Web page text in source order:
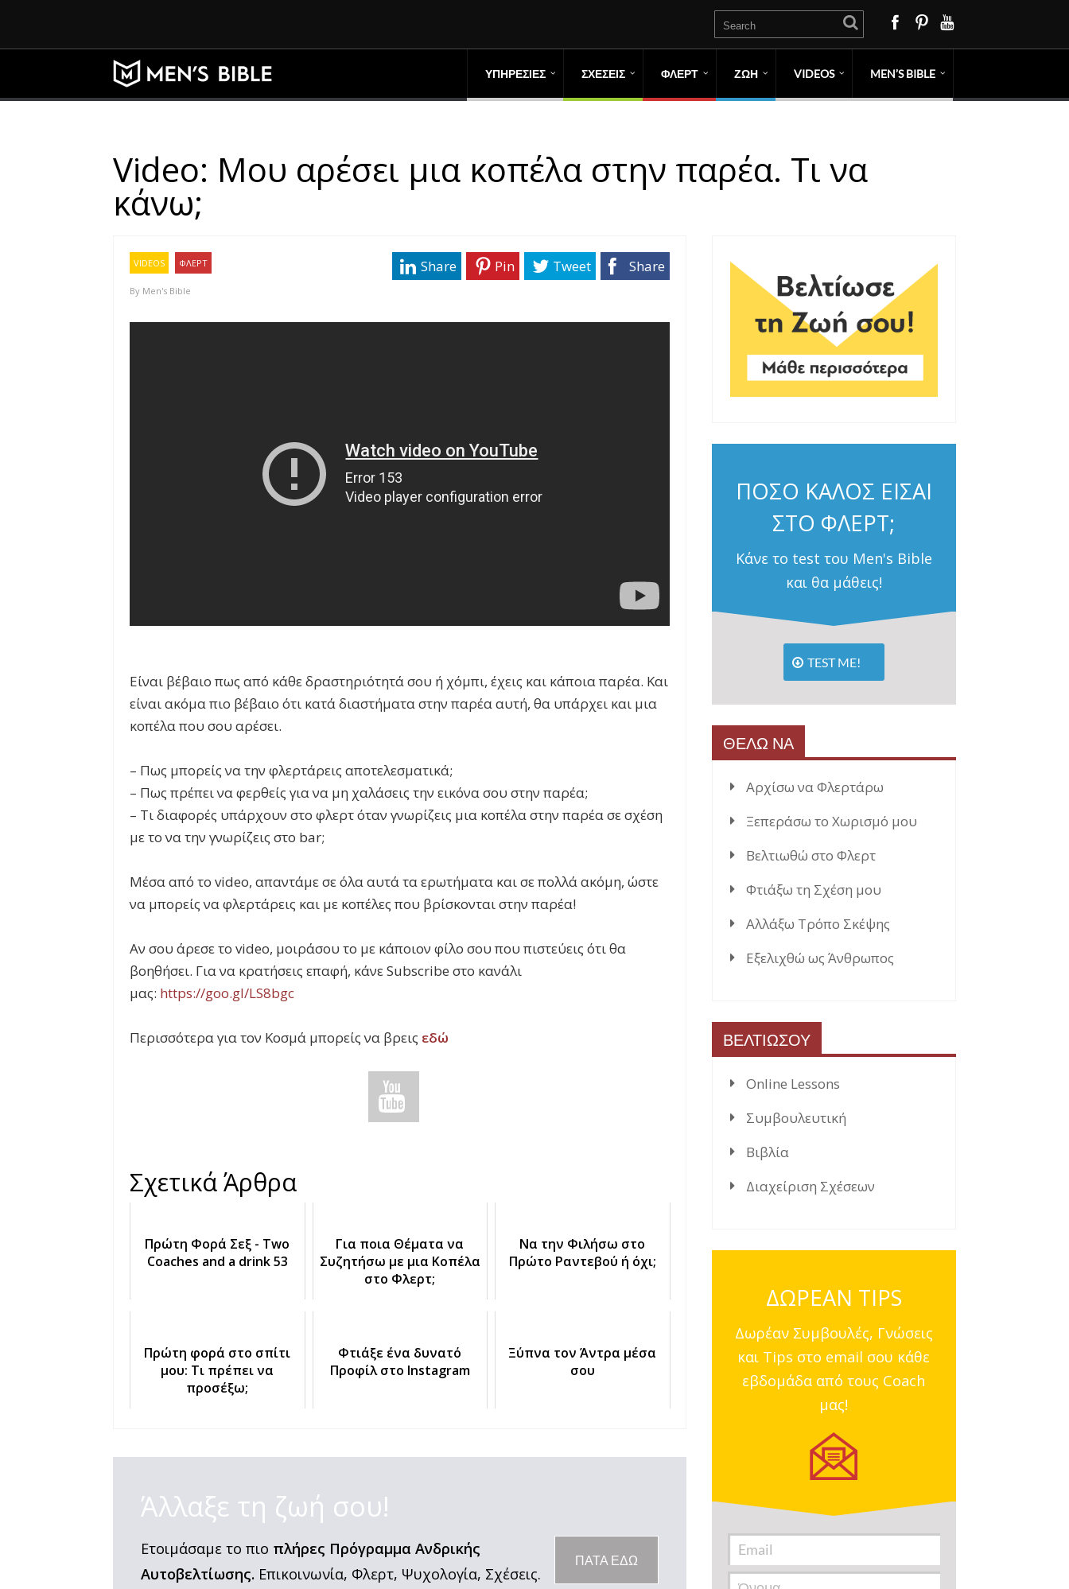
ΥΠΗΡΕΣΙΕΣ ΣΧΕΣΕΙΣ ΦΛΕΡΤ ΖΩΗ VIDEOS MEN’S BIBLE
Video: Μου αρέσει μια κοπέλα στην παρέα. Τι να
κάνω;
VIDEOS ΦΛΕΡΤ
By Men's Bible
Share
Tweet
Pin
Share
Είναι βέβαιο πως από κάθε δραστηριότητά σου ή χόμπι, έχεις και κάποια παρέα. Και
είναι ακόμα πιο βέβαιο ότι κατά διαστήματα στην παρέα αυτή, θα υπάρχει και μια
κοπέλα που σου αρέσει.
– Πως μπορείς να την φλερτάρεις αποτελεσματικά;
– Πως πρέπει να φερθείς για να μη χαλάσεις την εικόνα σου στην παρέα;
– Τι διαφορές υπάρχουν στο φλερτ όταν γνωρίζεις μια κοπέλα στην παρέα σε σχέση
με το να την γνωρίζεις στο bar;
Μέσα από το video, απαντάμε σε όλα αυτά τα ερωτήματα και σε πολλά ακόμη, ώστε
να μπορείς να φλερτάρεις και με κοπέλες που βρίσκονται στην παρέα!
Αν σου άρεσε το video, μοιράσου το με κάποιον φίλο σου που πιστεύεις ότι θα
βοηθήσει. Για να κρατήσεις επαφή, κάνε Subscribe στο κανάλι
μας: https://goo.gl/LS8bgc
Περισσότερα για τον Κοσμά μπορείς να βρεις εδώ
Σχετικά Άρθρα
Πρώτη Φορά Σεξ - Two
Coaches and a drink 53
Για ποια Θέματα να
Συζητήσω με μια Κοπέλα
στο Φλερτ;
Να την Φιλήσω στο
Πρώτο Ραντεβού ή όχι;
Πρώτη φορά στο σπίτι
μου: Τι πρέπει να
προσέξω;
Φτιάξε ένα δυνατό
Προφίλ στο Instagram
Ξύπνα τον Άντρα μέσα
σου
Άλλαξε τη ζωή σου!
ΠΑΤΑ ΕΔΩ
Ετοιμάσαμε το πιο πλήρες Πρόγραμμα Ανδρικής
Αυτοβελτίωσης. Επικοινωνία, Φλερτ, Ψυχολογία, Σχέσεις.
ΠΟΣΟ ΚΑΛΟΣ ΕΙΣΑΙ
ΣΤΟ ΦΛΕΡΤ;
Κάνε το test του Men's Bible
και θα μάθεις!
TEST ME!
ΘΕΛΩ ΝΑ
Αρχίσω να Φλερτάρω
Ξεπεράσω το Χωρισμό μου
Βελτιωθώ στο Φλερτ
Φτιάξω τη Σχέση μου
Αλλάξω Τρόπο Σκέψης
Εξελιχθώ ως Άνθρωπος
ΒΕΛΤΙΩΣΟΥ
Online Lessons
Συμβουλευτική
Βιβλία
Διαχείριση Σχέσεων
ΔΩΡΕΑΝ TIPS
Δωρέαν Συμβουλές, Γνώσεις
και Tips στο email σου κάθε
εβδομάδα από τους Coach
μας!